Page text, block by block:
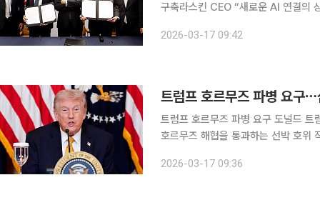
구축라스킨 CEO “새로운 AI 연결의 상징적 사건이 되길” “리
2026-03-17 09:42
트럼프 호르무즈 파병 요구 도널드 트럼프 미국 대통령이 16일(현지시간) 한국 등을 재차 거론하며
호르무즈 해협을 통과하는 선박 호위
한다. 우리는 한국에도 4만5000명의
2026-03-17 09:36